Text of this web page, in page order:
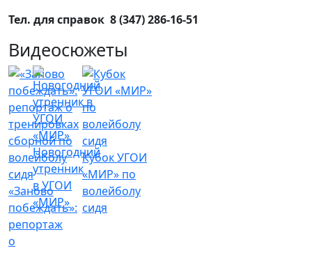
Тел. для справок 8 (347) 286-16-51
Видеосюжеты
«Заново
побеждать»:
репортаж
о
Новогодний
утренник
в УГОИ
«МИР»
Кубок УГОИ
«МИР» по
волейболу
сидя